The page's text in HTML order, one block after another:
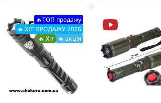
🔥ТОП продажу
🔥 ХІТ ПРОДАЖУ 2026
🔥 Хіт
🔥 акція